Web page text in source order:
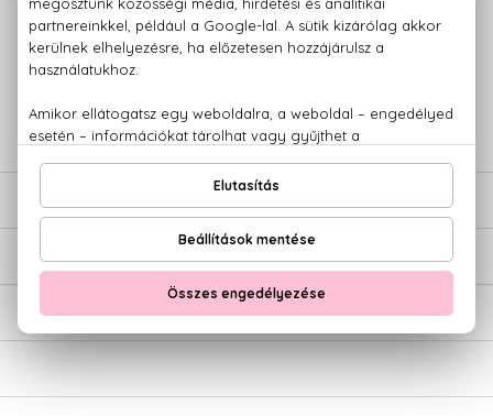
100% eredeti termékek,14 napos visszaküldési garanciával
779 1926
ÉRTÉKELÉSEK (0)
SZÁLLÍTÁS